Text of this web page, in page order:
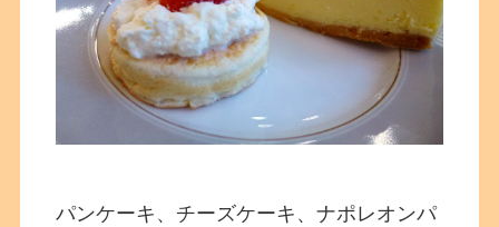
パンケーキ、チーズケーキ、ナポレオンパ